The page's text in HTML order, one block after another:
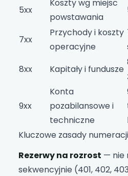
5xx
Koszty wg miejsc
powstawania
7xx
Przychody i koszty
operacyjne
8xx
Kapitały i fundusze
9xx
Konta
pozabilansowe i
techniczne
Kluczowe zasady
Rezerwy na rozrost — nie
sekwencyjnie (401, 402,